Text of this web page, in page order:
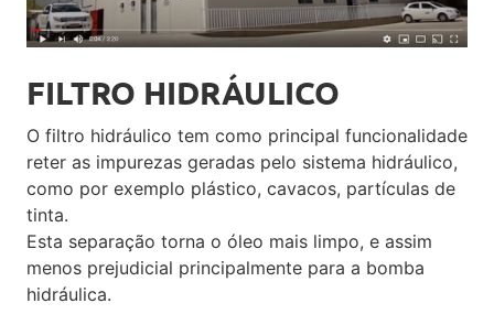
FILTRO HIDRÁULICO
O filtro hidráulico tem como principal funcionalidade
reter as impurezas geradas pelo sistema hidráulico,
como por exemplo plástico, cavacos, partículas de
tinta.
Esta separação torna o óleo mais limpo, e assim
menos prejudicial principalmente para a bomba
hidráulica.